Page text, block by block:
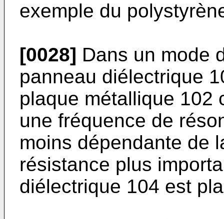
exemple du
[0028] Dans un mode
panneau diélectrique
plaque métallique 102
une fréquence de
moins dépendante de
résistance plus
diélectrique 104 est